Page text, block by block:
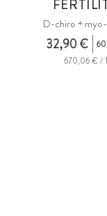
D-chiro +
32,90 €
670,06 € /